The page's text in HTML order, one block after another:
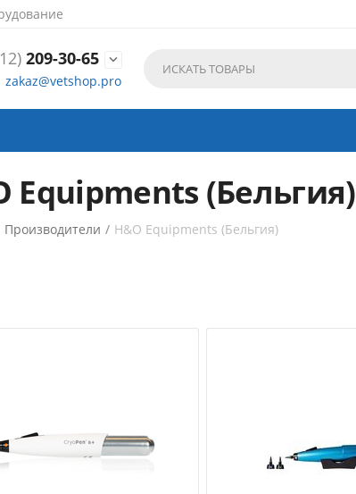
209-30-65 
zakaz@vetshop.pro
Equipments (Бельгия)
Производители / H&O Equipments (Бельгия)